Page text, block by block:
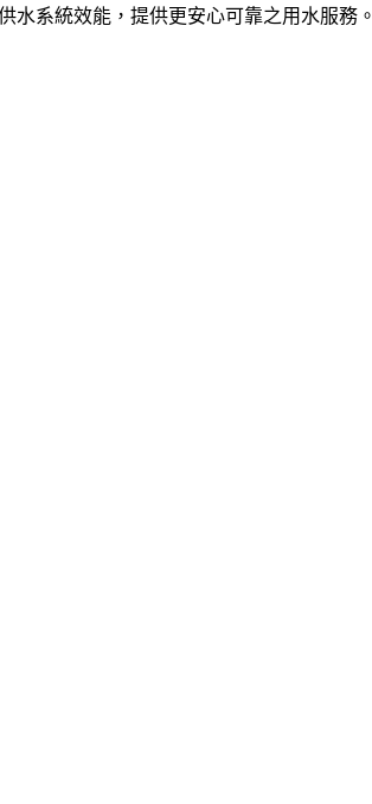
系統效能，提供更安心可靠之用水服務。